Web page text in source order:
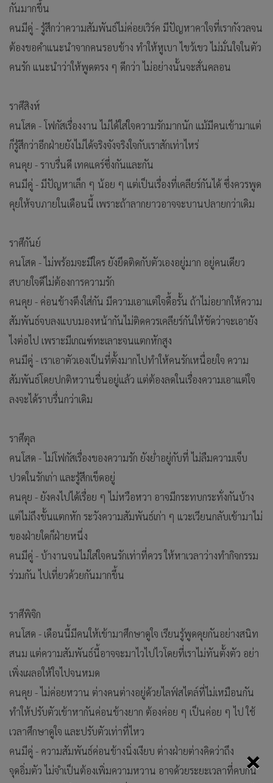
×
กันมากขึ้น
คนมีคู่ - รู้สึกว่าความสัมพันธ์ไม่ค่อยเวิร์ค มีปัญหาคาใจที่เรากังวลจน
ต้องขอคำแนะนำจากคนรอบข้าง ทำให้หูเบา ไขว้เขว ไม่มั่นใจในตัว
คนรัก แนะนำว่าให้พูดตรง ๆ ดีกว่า ไม่อย่างนั้นจะสั่นคลอน
ราศีสิงห์
คนโสด - โฟกัสเรื่องงาน ไม่ได้ใส่ใจความรักมากนัก แม้มีคนเข้ามาแต่
ก็รู้สึกว่าอีกฝ่ายยังไม่ได้จริงจังจริงใจกับเราสักเท่าไหร่
คนคุย - ราบรื่นดี เทคแคร์ซึ่งกันและกัน
คนมีคู่ - มีปัญหาเล็ก ๆ น้อย ๆ แต่เป็นเรื่องที่เคลียร์กันได้ ซึ่งควรพูด
คุยให้จบภายในเดือนนี้ เพราะถ้าลากยาวอาจจะบานปลายกว่าเดิม
ราศีกันย์
คนโสด - ไม่พร้อมจะมีใคร ยังยึดติดกับตัวเองอยู่มาก อยู่คนเดียว
สบายใจดีไม่ต้องการความรัก
คนคุย - ค่อนข้างตึงใส่กัน มีความเอาแต่ใจดื้อรั้น ถ้าไม่อยากให้ความ
สัมพันธ์จบลงแบบมองหน้ากันไม่ติดควรเคลียร์กันให้ชัดว่าจะเอายัง
ไงต่อไป เพราะมีเกณฑ์ทะเลาะจนแตกหักสูง
คนมีคู่ - เราเอาตัวเองเป็นที่ตั้งมากไปทำให้คนรักเหนื่อยใจ ความ
สัมพันธ์โดยปกติหวานชื่นอยู่แล้ว แต่ต้องลดในเรื่องความเอาแต่ใจ
ลงจะได้ราบรื่นกว่าเดิม
ราศีตุล
คนโสด - ไม่โฟกัสเรื่องของความรัก ยังย่ำอยู่กับที่ ไม่ลืมความเจ็บ
ปวดในรักเก่า และรู้สึกเข็ดอยู่
คนคุย - ยังคงไปได้เรื่อย ๆ ไม่หวือหวา อาจมีกระทบกระทั่งกันบ้าง
แต่ไม่ถึงขั้นแตกหัก ระวังความสัมพันธ์เก่า ๆ แวะเวียนกลับเข้ามาไม่
ของฝ่ายใดก็ฝ่ายหนึ่ง
คนมีคู่ - บ้างานจนไม่ใส่ใจคนรักเท่าที่ควร ให้หาเวลาว่างทำกิจกรรม
ร่วมกัน ไปเที่ยวด้วยกันมากขึ้น
ราศีพิจิก
คนโสด - เดือนนี้มีคนให้เข้ามาศึกษาดูใจ เรียนรู้พูดคุยกันอย่างสนิท
สนม แต่ความสัมพันธ์นี้อาจจะมาไวไปไวโดยที่เราไม่ทันตั้งตัว อย่า
เพิ่งเผลอให้ใจไปจนหมด
คนคุย - ไม่ค่อยหวาน ต่างคนต่างอยู่ด้วยไลฟ์สไตล์ที่ไม่เหมือนกัน
ทำให้ปรับตัวเข้าหากันค่อนข้างยาก ต้องค่อย ๆ เป็นค่อย ๆ ไป ใช้
เวลาศึกษาดูใจ และปรับตัวเท่าที่ไหว
คนมีคู่ - ความสัมพันธ์ค่อนข้างนิ่งเงียบ ต่างฝ่ายต่างคิดว่าถึง
จุดอิ่มตัว ไม่จำเป็นต้องเพิ่มความหวาน อาจด้วยระยะเวลาที่คบกัน